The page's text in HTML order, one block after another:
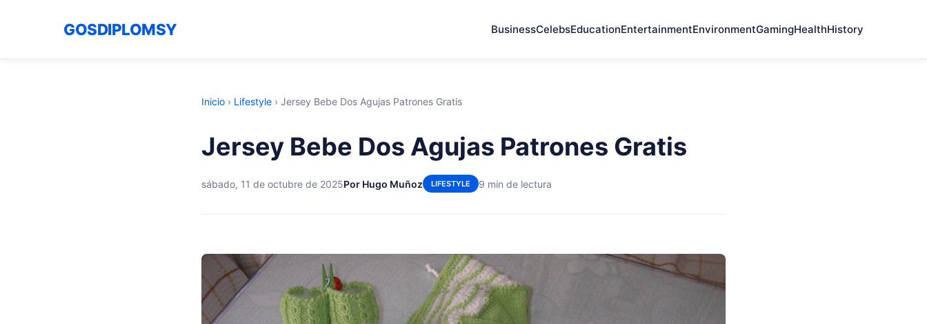
GOSDIPLOMSY BusinessCelebsEducationEntertainmentEnvironmentGamingHealthHistory
Inicio › Lifestyle › Jersey Bebe Dos Agujas Patrones Gratis
Jersey Bebe Dos Agujas Patrones Gratis
sábado, 11 de octubre de 2025Por Hugo Muñoz LIFESTYLE 9 min de lectura